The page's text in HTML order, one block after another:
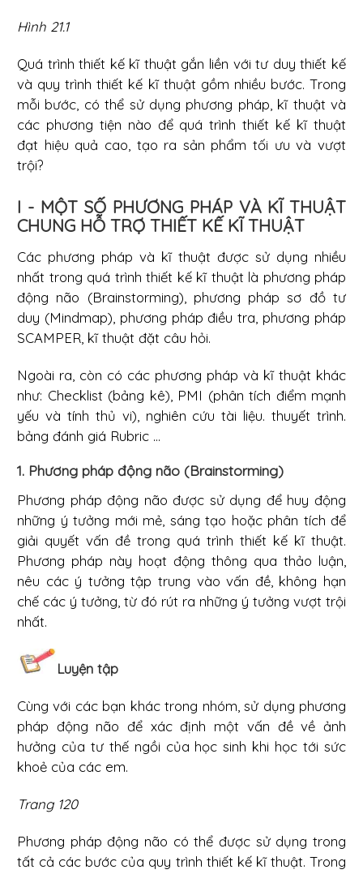
Hình 21.1
Quá trình thiết kế kĩ thuật gắn liền với tư duy thiết kế
và quy trình thiết kế kĩ thuật gồm nhiều bước. Trong
mỗi bước, có thể sử dụng phương pháp, kĩ thuật và
các phương tiện nào để quá trình thiết kế kĩ thuật
đạt hiệu quả cao, tạo ra sản phẩm tối ưu và vượt
trội?
I - MỘT SỐ PHƯƠNG PHÁP VÀ KĨ THUẬT
CHUNG HỖ TRỢ THIẾT KẾ KĨ THUẬT
Các phương pháp và kĩ thuật được sử dụng nhiều
nhất trong quá trình thiết kế kĩ thuật là phương pháp
động não (Brainstorming), phương pháp sơ đồ tư
duy (Mindmap), phương pháp điều tra, phương pháp
SCAMPER, kĩ thuật đặt câu hỏi.
Ngoài ra, còn có các phương pháp và kĩ thuật khác
như: Checklist (bảng kê), PMI (phân tích điểm mạnh
yếu và tính thủ vi), nghiên cứu tài liệu. thuyết trình.
bảng đánh giá Rubric ...
1. Phương pháp động não (Brainstorming)
Phương pháp động não được sử dụng để huy động
những ý tưởng mới mẻ, sáng tạo hoặc phân tích để
giải quyết vấn đề trong quá trình thiết kế kĩ thuật.
Phương pháp này hoạt động thông qua thảo luận,
nêu các ý tưởng tập trung vào vấn đề, không hạn
chế các ý tưởng, từ đó rút ra những ý tưởng vượt trội
nhất.
Luyện tập
Cùng với các bạn khác trong nhóm, sử dụng phương
pháp động não để xác định một vấn đề về ảnh
hưởng của tư thế ngồi của học sinh khi học tới sức
khoẻ của các em.
Trang 120
Phương pháp động não có thể được sử dụng trong
tất cả các bước của quy trình thiết kế kĩ thuật. Trong